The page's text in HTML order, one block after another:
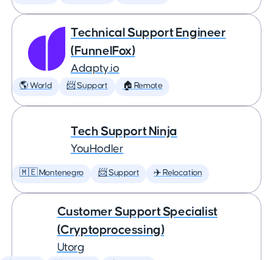
Technical Support Engineer
(FunnelFox)
Adapty.io
🌎 World 📨 Support 🏠 Remote
Tech Support Ninja
YouHodler
🇲🇪 Montenegro 📨 Support ✈️ Relocation
Customer Support Specialist
(Cryptoprocessing)
Utorg